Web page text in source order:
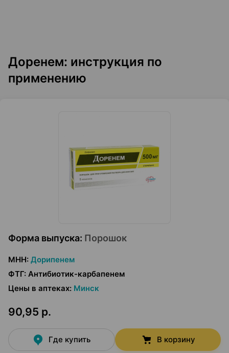
Доренем: инструкция по
применению
Форма выпуска: Порошок
МНН: Дорипенем
ФТГ: Антибиотик-карбапенем
Цены в аптеках: Минск
90,95 р.
Где купить В корзину